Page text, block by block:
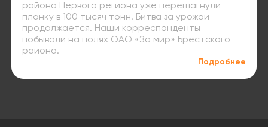
района Первого региона уже перешагнули
планку в 100 тысяч тонн. Битва за урожай
продолжается. Наши корреспонденты
побывали на полях ОАО «За мир» Брестского
района.
Подробнее